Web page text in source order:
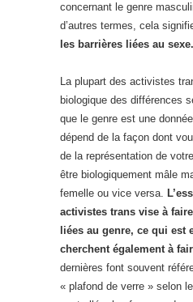
concernant le genre
d’autres termes, cela
les barrières liées au sexe.
La plupart des activistes
biologique des différences
que le genre est une
dépend de la façon dont
de la représentation de
être biologiquement mâle
femelle ou vice versa.
activistes trans vise à
liées au genre, ce qui est
cherchent également à
dernières font souvent
« plafond de verre » selon